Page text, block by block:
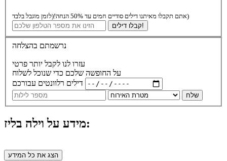
אתם תקבלו מאיתנו דילים סודיים חמים עד 50% הנחה!(לזמן מוגבל בלבד)
קבלו דילים!
נרשמתם בהצלחה
עזרו לנו לקבל יותר פרטי
על החופשה שלכם כדי שנוכל לשלוח
שלח
מידע על וילה בליז:
הצג את כל המידע